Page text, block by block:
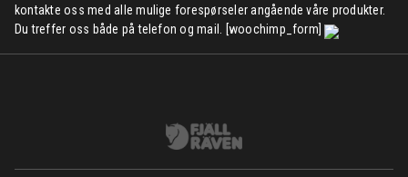
kontakte oss med alle mulige forespørseler angående våre produkter.
Du treffer oss både på telefon og mail. [woochimp_form]